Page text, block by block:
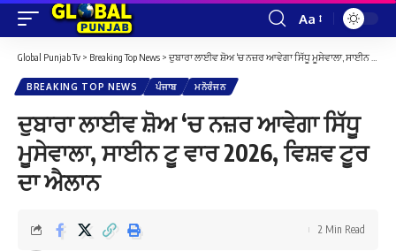
Font
Resizer
Aa
Global Punjab Tv > Breaking Top News > ਦੁਬਾਰਾ ਲਾਈਵ ਸ਼ੋਅ ‘ਚ ਨਜ਼ਰ ਆਵੇਗਾ ਸਿੱਧੂ ਮੂਸੇਵਾਲਾ, ਸਾਈਨ ਟੂ ਵਾਰ 2026, ਵਿਸ਼ਵ ਟੂਰ ਦਾ ਐਲਾਨ
BREAKING TOP NEWS ਪੰਜਾਬ ਮਨੋਰੰਜਨ
ਦੁਬਾਰਾ ਲਾਈਵ ਸ਼ੋਅ ‘ਚ ਨਜ਼ਰ ਆਵੇਗਾ ਸਿੱਧੂ
ਮੂਸੇਵਾਲਾ, ਸਾਈਨ ਟੂ ਵਾਰ 2026, ਵਿਸ਼ਵ ਟੂਰ
ਦਾ ਐਲਾਨ
2 Min Read